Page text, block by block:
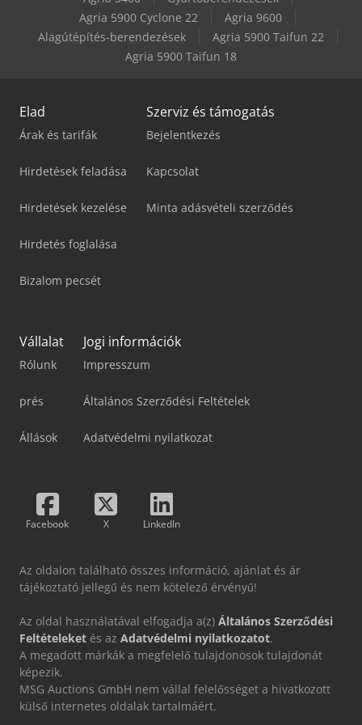
Schunk Jbm-St 220
Weinbrenner Tsv 6/3050
Agria 5900 Cyclone 22
Agria 9600
Alagútépítés-berendezések
Agria 5900 Taifun 22
Agria 5900 Taifun 18
Elad
Árak és tarifák
Hirdetések feladása
Hirdetések kezelése
Hirdetés foglalása
Bizalom pecsét
Szerviz és támogatás
Bejelentkezés
Kapcsolat
Minta adásvételi szerződés
Vállalat
Rólunk
prés
Állások
Jogi információk
Impresszum
Általános Szerződési Feltételek
Adatvédelmi nyilatkozat
Facebook X LinkedIn
Az oldalon található összes információ, ajánlat és ár
tájékoztató jellegű és nem kötelező érvényű!
Az oldal használatával elfogadja a(z) Általános Szerződési
Feltételeket és az Adatvédelmi nyilatkozatot.
A megadott márkák a megfelelő tulajdonosok tulajdonát
képezik.
MSG Auctions GmbH nem vállal felelősséget a hivatkozott
külső internetes oldalak tartalmáért.